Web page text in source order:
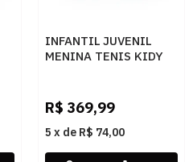
INFANTIL JUVENIL
MENINA TENIS KIDY
R$ 369,99
5 x de R$ 74,00